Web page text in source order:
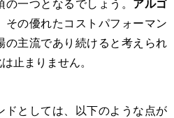
一つとなるでしょう。 アルゴ
その優れたコストパフォーマン
の主流であり続けると考えられ
止まりません。
ドとしては、以下のような点が